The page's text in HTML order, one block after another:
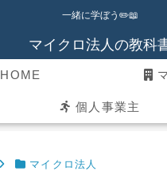
一緒に学ぼう✏️📖
マイクロ法人の教科
HOME
個人事業主
マイクロ法人